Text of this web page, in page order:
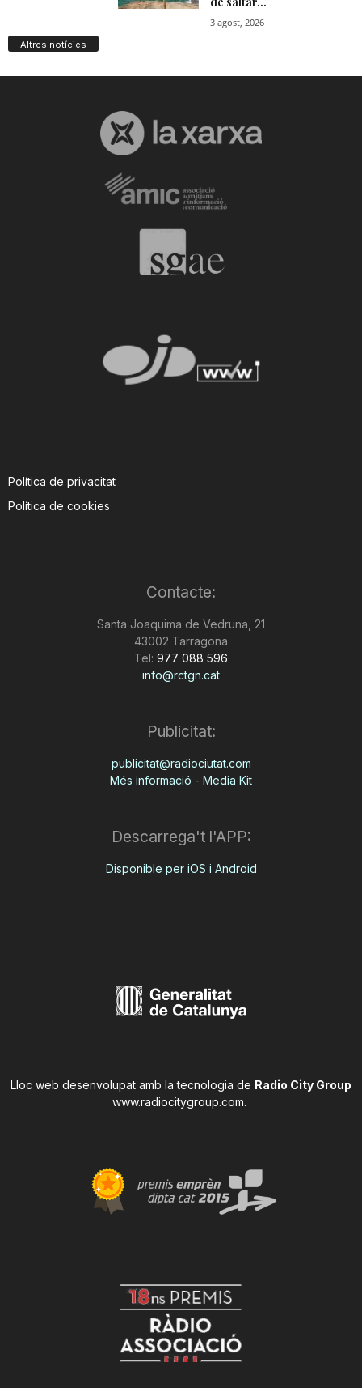
Altres notícies
Política de privacitat
Política de cookies
Contacte:
Santa Joaquima de Vedruna, 21
43002 Tarragona
Tel: 977 088 596
info@rctgn.cat
Publicitat:
publicitat@radiociutat.com
Més informació - Media Kit
Descarrega't l'APP:
Disponible per iOS i Android
Lloc web desenvolupat amb la tecnologia de Radio City Group
www.radiocitygroup.com.